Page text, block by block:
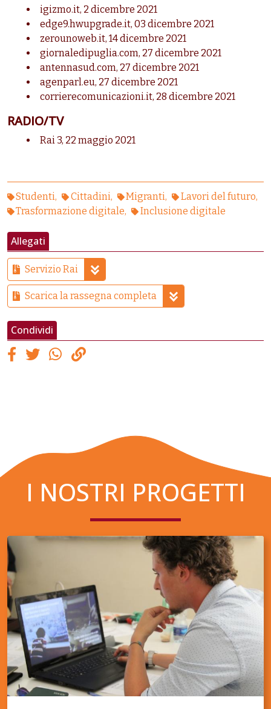
igizmo.it, 2 dicembre 2021
edge9.hwupgrade.it, 03 dicembre 2021
zerounoweb.it, 14 dicembre 2021
giornaledipuglia.com, 27 dicembre 2021
antennasud.com, 27 dicembre 2021
agenparl.eu, 27 dicembre 2021
corrierecomunicazioni.it, 28 dicembre 2021
RADIO/TV
Rai 3, 22 maggio 2021
Studenti Cittadini Migranti
Lavori del futuro
Trasformazione digitale
Inclusione digitale
Allegati
Servizio Rai
Scarica la rassegna completa
Condividi
I NOSTRI PROGETTI